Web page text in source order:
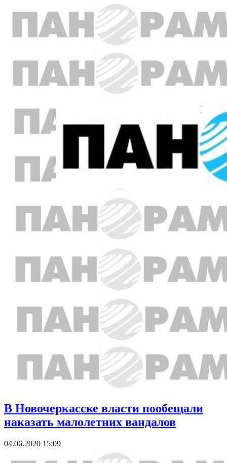
В Новочеркасске власти пообещали
наказать малолетних вандалов
04.06.2020 15:09